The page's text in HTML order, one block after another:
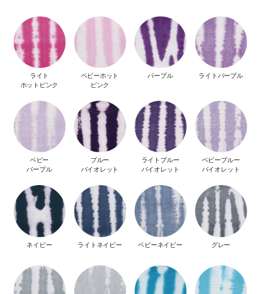
ライト
ホットピンク
ベビーホット
ピンク
パープル ライトパープル
ベビー
パープル
ブルー
バイオレット
ライトブルー
バイオレット
ベビーブルー
バイオレット
ネイビー ライトネイビー ベビーネイビー グレー